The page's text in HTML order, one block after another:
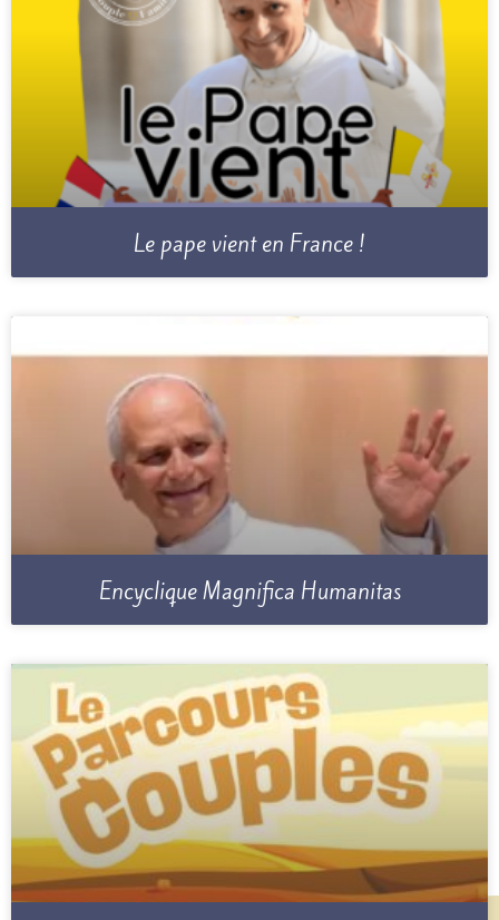
Le pape vient en France !
Encyclique Magnifica Humanitas